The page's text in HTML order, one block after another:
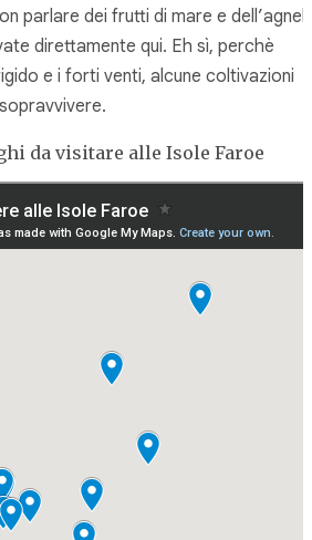
parlare dei frutti di mare e
direttamente qui. Eh sì, perchè
e i forti venti, alcune coltivazioni
da visitare alle Isole Faroe